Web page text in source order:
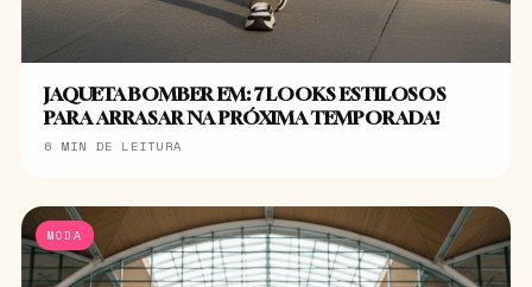
JAQUETA BOMBER EM: 7 LOOKS ESTILOSOS
PARA ARRASAR NA PRÓXIMA TEMPORADA!
6 MIN DE LEITURA
MODA